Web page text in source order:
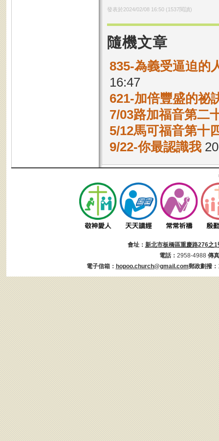
發表於2024/02/08 16:50(1537閱讀)
隨機文章
835-為義受逼迫的
16:47
621-加倍豐盛的祕
7/03路加福音第二
5/12馬可福音第十
9/22-你最認識我
會址： 新北市板橋區重慶路276之1
電話： 2958-4988 傳
電子信箱： hopoo.church@gmail.com郵政劃撥：